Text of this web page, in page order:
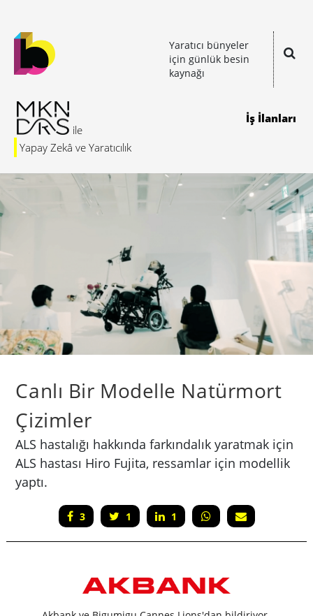
Yaratıcı bünyeler
için günlük besin
kaynağı
Yapay Zekâ ve Yaratıcılık
İş İlanları
Canlı Bir Modelle Natürmort
Çizimler
ALS hastalığı hakkında farkındalık yaratmak için
ALS hastası Hiro Fujita, ressamlar için modellik
yaptı.
3 1 1